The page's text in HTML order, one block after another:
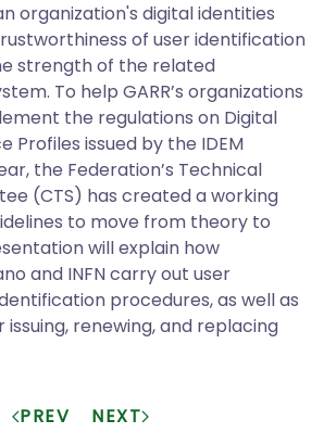
organization's digital identities
of user identification
strength of the related
To help GARR’s organizations
the regulations on Digital
Profiles issued by the IDEM
the Federation’s Technical
(CTS) has created a working
to move from theory to
will explain how
and INFN carry out user
procedures, as well as
renewing, and replacing
PREV NEXT